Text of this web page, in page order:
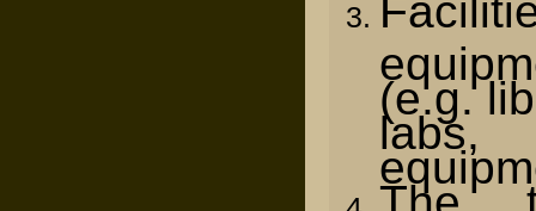
(e.g.